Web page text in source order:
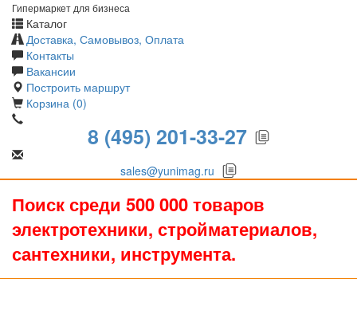
Гипермаркет для бизнеса
Каталог
Доставка, Самовывоз, Оплата
Контакты
Вакансии
Построить маршрут
Корзина (0)
8 (495) 201-33-27
sales@yunimag.ru
Поиск среди 500 000 товаров
электротехники, стройматериалов,
сантехники, инструмента.